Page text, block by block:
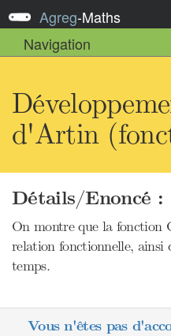
Agreg-Maths
Navigation
d'Artin
Détails/Enoncé :
On montre que la fonction
relation fonctionnelle, ainsi
temps.
Vous n'êtes pas